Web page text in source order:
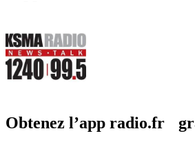
Obtenez l’app radio.fr